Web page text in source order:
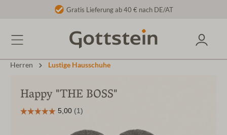
Gratis Lieferung ab 40 € nach DE/AT
Herren Lustige Hausschuhe
Happy "THE BOSS"